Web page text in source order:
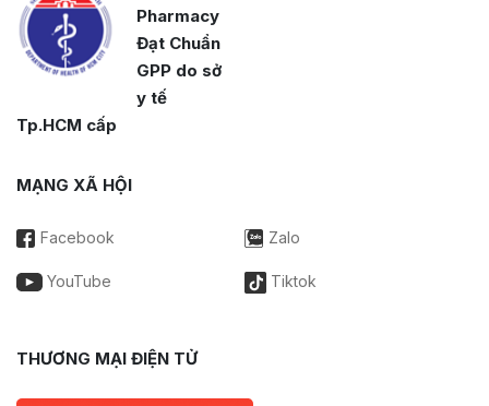
Pharmacy
Đạt Chuẩn
GPP do sở
y tế
Tp.HCM cấp
MẠNG XÃ HỘI
Facebook Zalo
YouTube Tiktok
THƯƠNG MẠI ĐIỆN TỬ